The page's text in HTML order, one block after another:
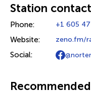
Station
Phone: +1 605
Website: zeno.fm/
Social: